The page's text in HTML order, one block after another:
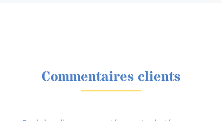
Commentaires clients